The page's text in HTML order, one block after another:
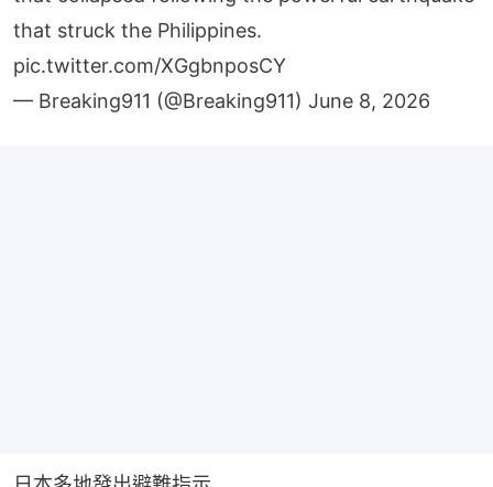
that struck the Philippines.
pic.twitter.com/XGgbnposCY
— Breaking911 (@Breaking911) June 8, 2026